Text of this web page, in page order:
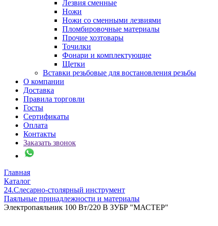
Лезвия сменные
Ножи
Ножи со сменными лезвиями
Пломбировочные материалы
Прочие хозтовары
Точилки
Фонари и комплектующие
Щетки
Вставки резьбовые для востановления резьбы
О компании
Доставка
Правила торговли
Госты
Сертификаты
Оплата
Контакты
Заказать звонок
Главная
Каталог
24.Слесарно-столярный инструмент
Паяльные принадлежности и материалы
Электропаяльник 100 Вт/220 В ЗУБР "МАСТЕР"